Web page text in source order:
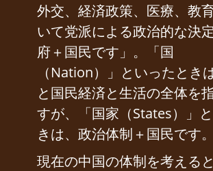
外交、経済政策、医療、教
いて党派による政治的な決
府＋国民です」。「国
（Nation）」といったとき
と国民経済と生活の全体を
すが、「国家（States）」
きは、政治体制＋国民です。
現在の中国の体制を考える